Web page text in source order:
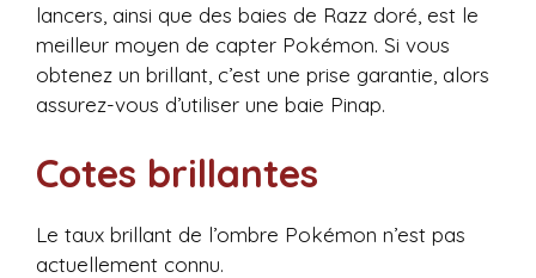
lancers, ainsi que des baies de Razz doré, est le
meilleur moyen de capter Pokémon. Si vous
obtenez un brillant, c’est une prise garantie, alors
assurez-vous d’utiliser une baie Pinap.
Cotes brillantes
Le taux brillant de l’ombre Pokémon n’est pas
actuellement connu.